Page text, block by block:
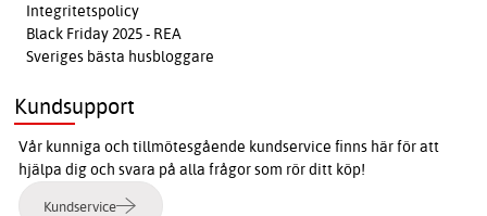
Integritetspolicy
Black Friday 2025 - REA
Sveriges bästa husbloggare
Kundsupport
Vår kunniga och tillmötesgående kundservice finns här för att
hjälpa dig och svara på alla frågor som rör ditt köp!
Kundservice